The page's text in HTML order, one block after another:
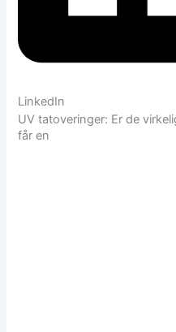
LinkedIn
UV tatoveringer: Er de
får en